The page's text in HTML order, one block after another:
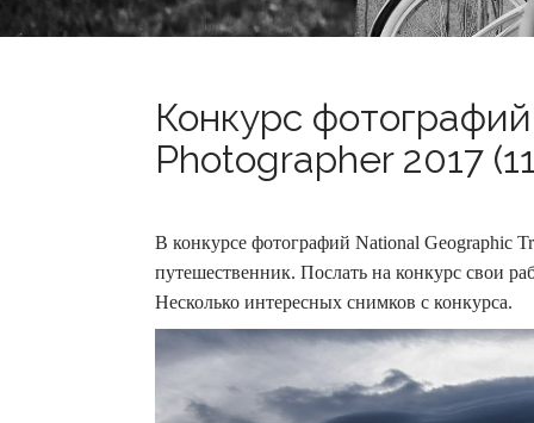
Конкурс
Photographer 2017
В конкурсе фотографий National Geographic
путешественник. Послать на конкурс свои
Несколько интересных снимков с конкурса.